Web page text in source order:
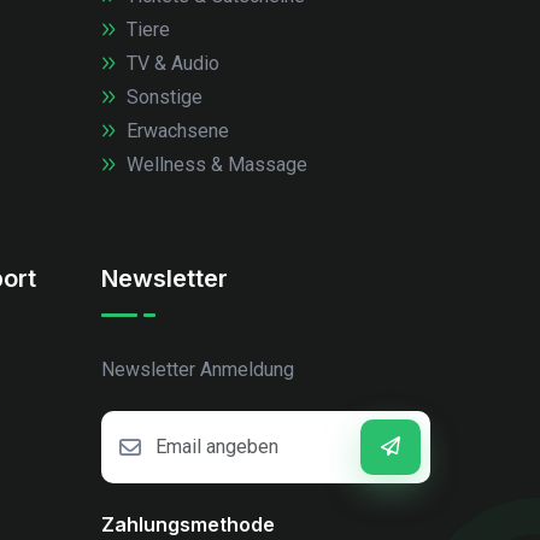
Tiere
TV & Audio
Sonstige
Erwachsene
Wellness & Massage
Newsletter
Newsletter Anmeldung
Zahlungsmethode